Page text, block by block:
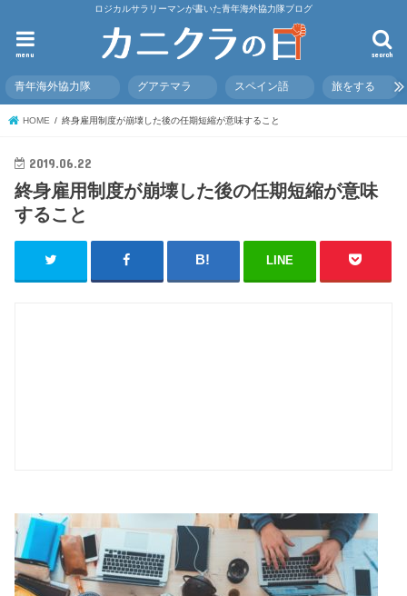
ロジカルサラリーマンが書いた青年海外協力隊ブログ
search
menu
青年海外協力隊 グアテマラ スペイン語 旅をする
HOME 終身雇用制度が崩壊した後の任期短縮が意味すること
2019.06.22
終身雇用制度が崩壊した後の任期短縮が意味
すること
LINE